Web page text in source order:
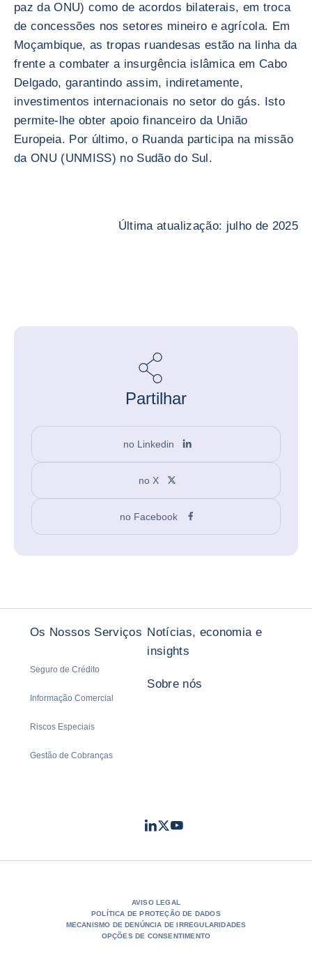
paz da ONU) como de acordos bilaterais, em troca
de concessões nos setores mineiro e agrícola. Em
Moçambique, as tropas ruandesas estão na linha da
frente a combater a insurgência islâmica em Cabo
Delgado, garantindo assim, indiretamente,
investimentos internacionais no setor do gás. Isto
permite-lhe obter apoio financeiro da União
Europeia. Por último, o Ruanda participa na missão
da ONU (UNMISS) no Sudão do Sul.
Última atualização: julho de 2025
Partilhar
no Linkedin
no X
no Facebook
Os Nossos Serviços
Seguro de Crédito
Informação Comercial
Riscos Especiais
Gestão de Cobranças
Notícias, economia e
insights
Sobre nós
LinkedIn
TwitterYoutube
AVISO LEGAL
POLÍTICA DE PROTEÇÃO DE DADOS
MECANISMO DE DENÚNCIA DE IRREGULARIDADES
OPÇÕES DE CONSENTIMENTO